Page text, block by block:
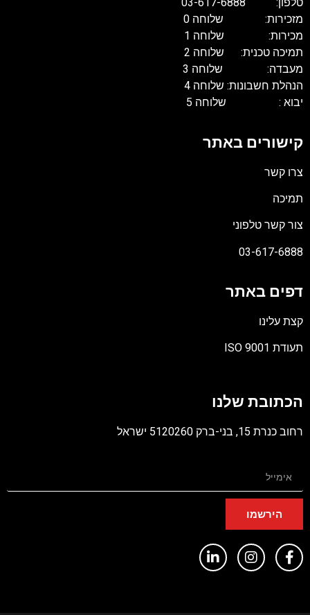
מזכירות: שלוחה 0
מכירות: שלוחה 1
תמיכה טכנית: שלוחה 2
מעבדה: שלוחה 3
הנהלת חשבונות: שלוחה 4
יבוא : שלוחה 5
קישורים באתר
צרו קשר
תמיכה
צור קשר טלפוני
03-617-6888
דפים באתר
קצת עלינו
תעודת ISO 9001
PDF
הכתובת שלנו
רחוב כנרת 15, בני-ברק 5120260 ישראל
הירשמו